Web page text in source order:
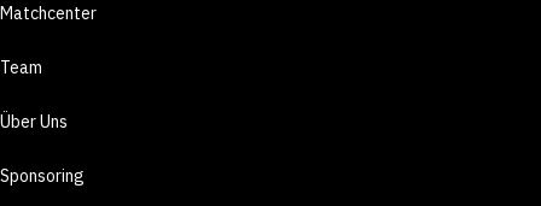
Matchcenter
Team
Über Uns
Sponsoring